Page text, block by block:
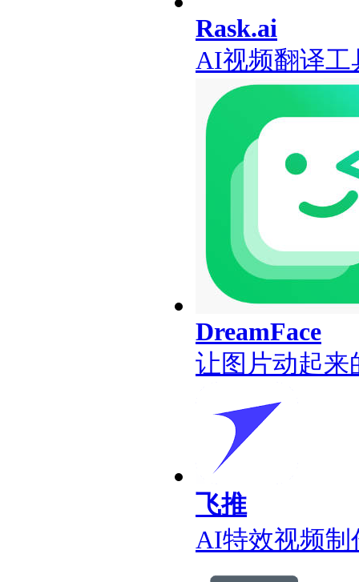
Rask.ai
AI视频翻译工
DreamFace
让图片动起
飞推
AI特效视频制